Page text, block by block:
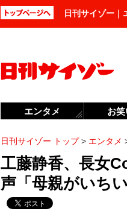
日刊サイゾー｜
日刊サイゾー トップ> エンタメ
工藤静香、長女
声「母親がいち
エンタメ お笑